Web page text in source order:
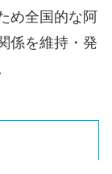
め全国的な阿
係を維持・発